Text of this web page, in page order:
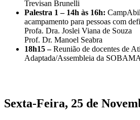
Trevisan Brunelli
Palestra 1 – 14h às 16h:
acampamento para pessoas com
Profa. Dra. Joslei Viana de Souza
Prof. Dr. Manoel Seabra
18h15 –Reunião de docentes de
Adaptada/Assembleia da
Sexta-Feira, 25 de